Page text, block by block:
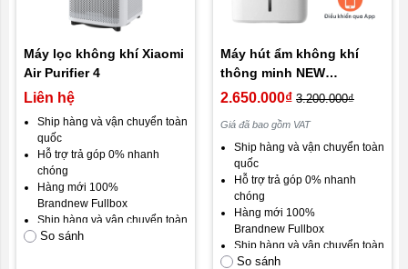
Máy lọc không khí Xiaomi
Air Purifier 4
Liên hệ
Ship hàng và vận chuyển toàn
quốc
Hỗ trợ trả góp 0% nhanh
chóng
Hàng mới 100%
Brandnew Fullbox
Ship hàng và vận chuyển toàn
quốc
So sánh
Máy hút ẩm không khí
thông minh NEW
WIDETECH (NWT) ( 10L -
60L)
2.650.000₫ 3.200.000₫
Giá đã bao gồm VAT
Ship hàng và vận chuyển toàn
quốc
Hỗ trợ trả góp 0% nhanh
chóng
Hàng mới 100%
Brandnew Fullbox
Ship hàng và vận chuyển toàn
quốc
So sánh